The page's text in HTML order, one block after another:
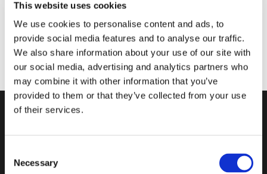
This website uses cookies
We use cookies to personalise content and ads, to
provide social media features and to analyse our traffic.
We also share information about your use of our site with
our social media, advertising and analytics partners who
may combine it with other information that you’ve
provided to them or that they’ve collected from your use
of their services.
Selection
Necessary
Neutre lisse et ondule: